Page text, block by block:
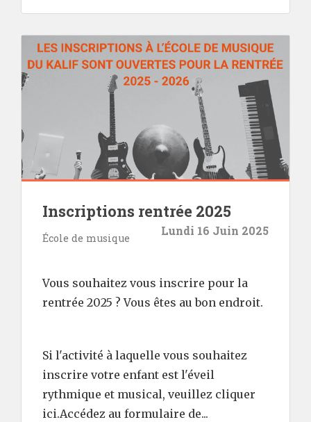
Inscriptions rentrée 2025
École de musique
Lundi 16 Juin 2025
Vous souhaitez vous inscrire pour la
rentrée 2025 ? Vous êtes au bon endroit.
Si l'activité à laquelle vous souhaitez
inscrire votre enfant est l'éveil
rythmique et musical, veuillez cliquer
ici.Accédez au formulaire de...